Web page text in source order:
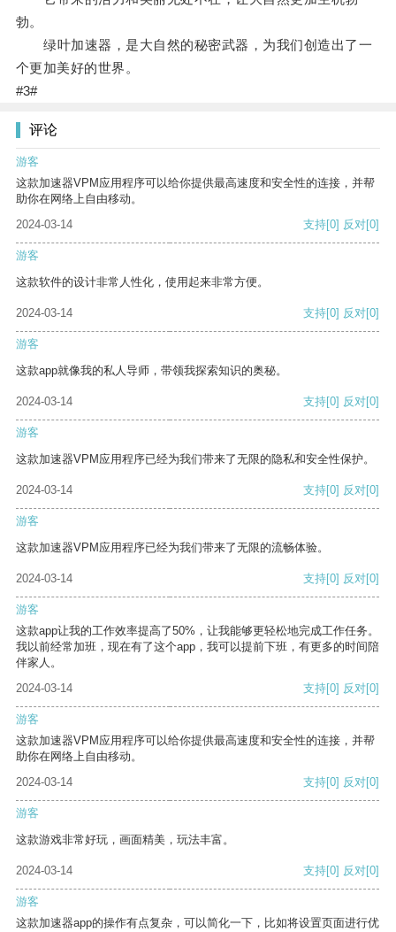
勃。
绿叶加速器，是大自然的秘密武器，为我们创造出了一
个更加美好的世界。
#3#
评论
游客
这款加速器VPM应用程序可以给你提供最高速度和安全性的连接，并帮
助你在网络上自由移动。
2024-03-14
支持[0] 反对[0]
游客
这款软件的设计非常人性化，使用起来非常方便。
2024-03-14 支持[0] 反对[0]
游客
这款app就像我的私人导师，带领我探索知识的奥秘。
2024-03-14 支持[0] 反对[0]
游客
这款加速器VPM应用程序已经为我们带来了无限的隐私和安全性保护。
2024-03-14 支持[0] 反对[0]
游客
这款加速器VPM应用程序已经为我们带来了无限的流畅体验。
2024-03-14 支持[0] 反对[0]
游客
这款app让我的工作效率提高了50%，让我能够更轻松地完成工作任务。
我以前经常加班，现在有了这个app，我可以提前下班，有更多的时间陪
伴家人。
2024-03-14
支持[0] 反对[0]
游客
这款加速器VPM应用程序可以给你提供最高速度和安全性的连接，并帮
助你在网络上自由移动。
2024-03-14
支持[0] 反对[0]
游客
这款游戏非常好玩，画面精美，玩法丰富。
2024-03-14 支持[0] 反对[0]
游客
这款加速器app的操作有点复杂，可以简化一下，比如将设置页面进行优